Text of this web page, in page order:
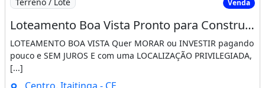
Venda
Loteamento Boa Vista Pronto para Construir Saia do Aluguel Agora!!!!. Salmos 23 4
LOTEAMENTO BOA VISTA Quer MORAR ou INVESTIR pagando
pouco e SEM JUROS E com uma LOCALIZAÇÃO PRIVILEGIADA,
[...]